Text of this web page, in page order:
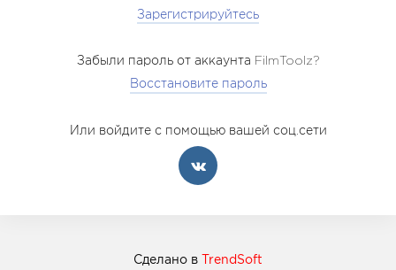
Зарегистрируйтесь
Забыли пароль от аккаунта FilmToolz?
Восстановите пароль
Или войдите с помощью вашей соц.сети
Сделано в TrendSoft